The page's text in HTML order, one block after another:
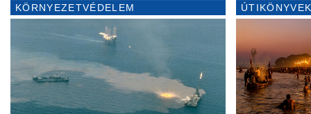
KÖRNYEZETVÉDELEM